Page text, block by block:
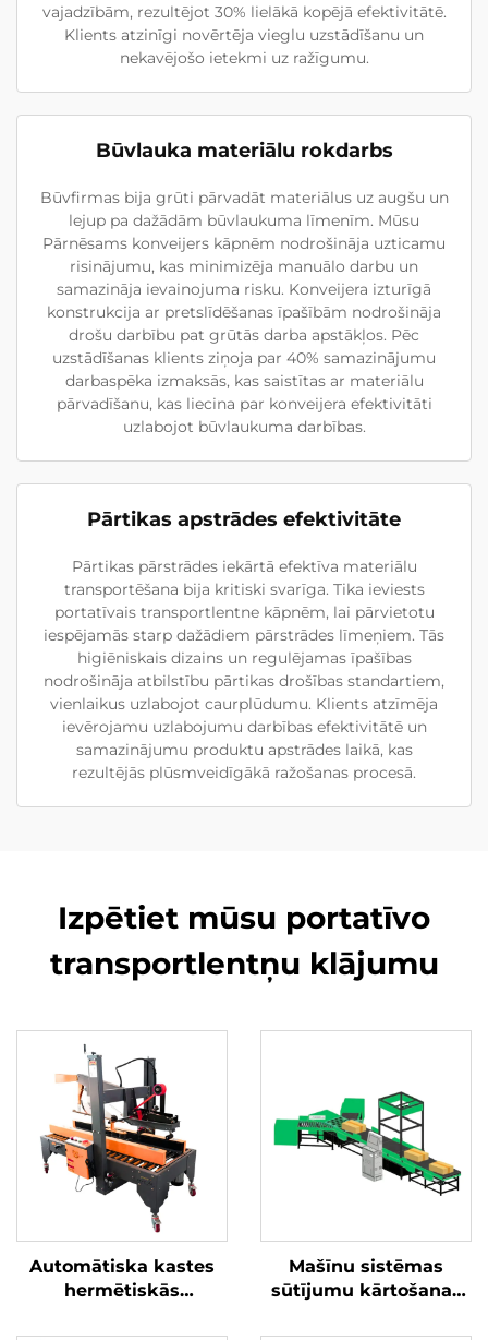
vajadzībām, rezultējot 30% lielākā kopējā efektivitātē.
Klients atzinīgi novērtēja vieglu uzstādīšanu un
nekavējošo ietekmi uz ražīgumu.
Būvlauka materiālu rokdarbs
Būvfirmas bija grūti pārvadāt materiālus uz augšu un
lejup pa dažādām būvlaukuma līmenīm. Mūsu
Pārnēsams konveijers kāpnēm nodrošināja uzticamu
risinājumu, kas minimizēja manuālo darbu un
samazināja ievainojuma risku. Konveijera izturīgā
konstrukcija ar pretslīdēšanas īpašībām nodrošināja
drošu darbību pat grūtās darba apstākļos. Pēc
uzstādīšanas klients ziņoja par 40% samazinājumu
darbaspēka izmaksās, kas saistītas ar materiālu
pārvadīšanu, kas liecina par konveijera efektivitāti
uzlabojot būvlaukuma darbības.
Pārtikas apstrādes efektivitāte
Pārtikas pārstrādes iekārtā efektīva materiālu
transportēšana bija kritiski svarīga. Tika ieviests
portatīvais transportlentne kāpnēm, lai pārvietotu
iespējamās starp dažādiem pārstrādes līmeņiem. Tās
higiēniskais dizains un regulējamas īpašības
nodrošināja atbilstību pārtikas drošības standartiem,
vienlaikus uzlabojot caurplūdumu. Klients atzīmēja
ievērojamu uzlabojumu darbības efektivitātē un
samazinājumu produktu apstrādes laikā, kas
rezultējās plūsmveidīgākā ražošanas procesā.
Izpētiet mūsu portatīvo
transportlentņu klājumu
Automātiska kastes
hermētiskās
Mašīnu sistēmas
sūtījumu kārtošanas